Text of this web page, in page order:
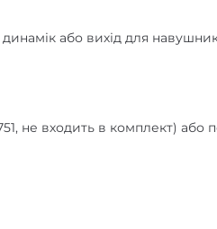
або вихід для
не входить в комплект) або